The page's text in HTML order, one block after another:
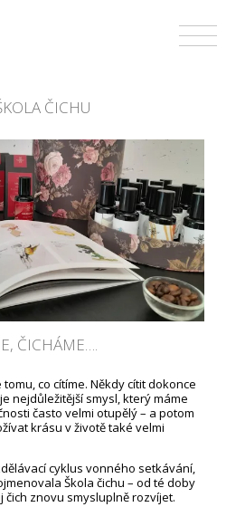
ČICHU
ČICHÁME….
co cítíme. Někdy cítit dokonce
nejdůležitější smysl, který máme
často velmi otupělý – a potom
krásu v životě také velmi
cyklus vonného setkávání,
Škola čichu – od té doby
čich znovu smysluplně rozvíjet.